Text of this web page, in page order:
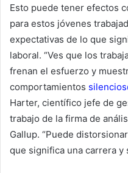
Esto puede tener efectos
para estos jóvenes
expectativas de lo que
laboral. “Ves que los
frenan el esfuerzo y
comportamientos
Harter, científico jefe de
trabajo de la firma de
Gallup. “Puede
que significa una carrera y